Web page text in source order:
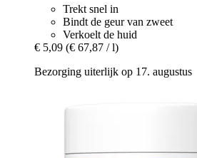
Trekt snel in
Bindt de geur van zweet
Verkoelt de huid
€ 5,09 (€ 67,87 / l)
Bezorging uiterlijk op 17. augustus